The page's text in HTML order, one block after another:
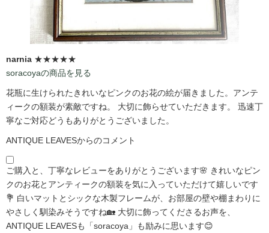
narnia ★★★★★
soracoyaの商品を見る
花瓶に生けられたきれいなピンクのお花の絵が届きました。アンテ
ィークの額装が素敵ですね。 大切に飾らせていただきます。 迅速丁
寧なご対応どうもありがとうございました。
ANTIQUE LEAVESからのコメント
ご購入と、丁寧なレビューをありがとうございます🌸 きれいなピン
クのお花とアンティークの額装を気に入っていただけて嬉しいです
💐 白いマットとシックな木製フレームが、お部屋の壁や棚まわりに
やさしく馴染みそうですね🏡 大切に飾ってくださるお声を、
ANTIQUE LEAVESも「soracoya」も励みに思います😊